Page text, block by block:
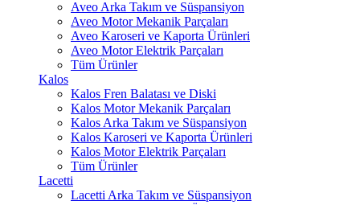
Aveo Arka Takım ve Süspansiyon
Aveo Motor Mekanik Parçaları
Aveo Karoseri ve Kaporta Ürünleri
Aveo Motor Elektrik Parçaları
Tüm Ürünler
Kalos
Kalos Fren Balatası ve Diski
Kalos Motor Mekanik Parçaları
Kalos Arka Takım ve Süspansiyon
Kalos Karoseri ve Kaporta Ürünleri
Kalos Motor Elektrik Parçaları
Tüm Ürünler
Lacetti
Lacetti Arka Takım ve Süspansiyon